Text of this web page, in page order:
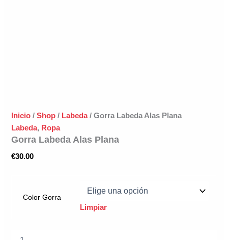
Inicio /Shop / Labeda/ Gorra Labeda Alas Plana
Labeda, Ropa
Gorra Labeda Alas Plana
€30.00
Color Gorra
Limpiar
Gorra